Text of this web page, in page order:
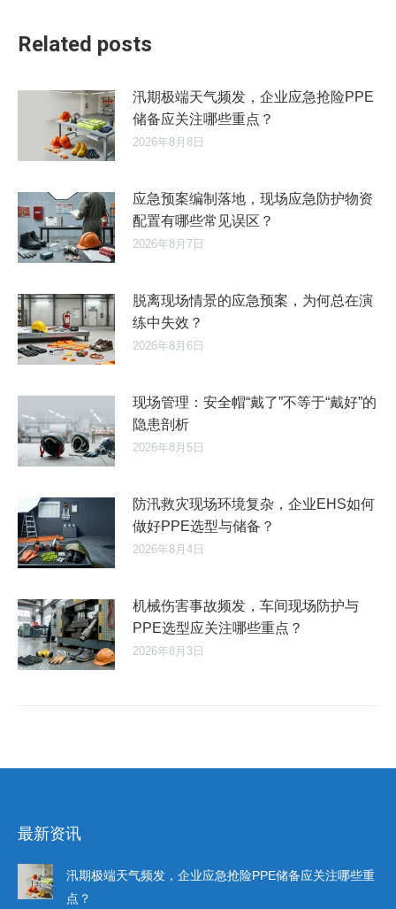
Related posts
汛期极端天气频发，企业应急抢险PPE
储备应关注哪些重点？
2026年8月8日
应急预案编制落地，现场应急防护物资
配置有哪些常见误区？
2026年8月7日
脱离现场情景的应急预案，为何总在演
练中失效？
2026年8月6日
现场管理：安全帽“戴了”不等于“戴好”的
隐患剖析
2026年8月5日
防汛救灾现场环境复杂，企业EHS如何
做好PPE选型与储备？
2026年8月4日
机械伤害事故频发，车间现场防护与
PPE选型应关注哪些重点？
2026年8月3日
最新资讯
汛期极端天气频发，企业应急抢险PPE储备应关注哪些重
点？